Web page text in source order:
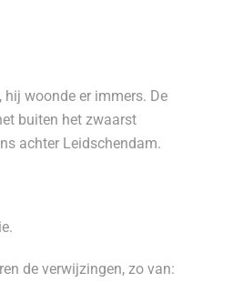
woonde er immers. De
buiten het zwaarst
achter Leidschendam.
de verwijzingen, zo van: